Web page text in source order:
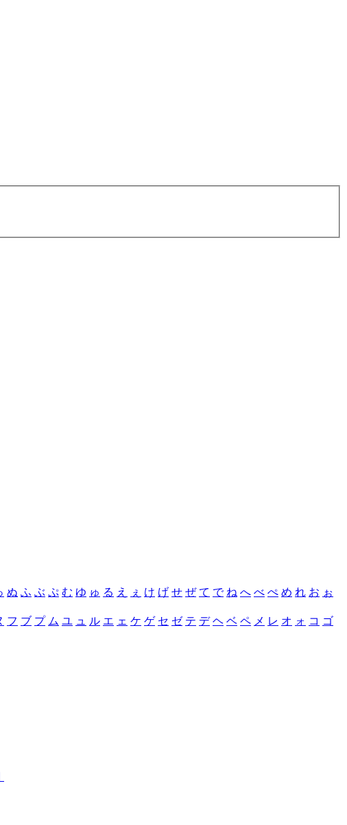
ぬ ふ ぶ ぷ む ゆ ゅ る え ぇ け げ せ ぜ て で ね へ べ ぺ め れ お ぉ
フ ブ プ ム ユ ュ ル エ ェ ケ ゲ セ ゼ テ デ ヘ ベ ペ メ レ オ ォ コ ゴ